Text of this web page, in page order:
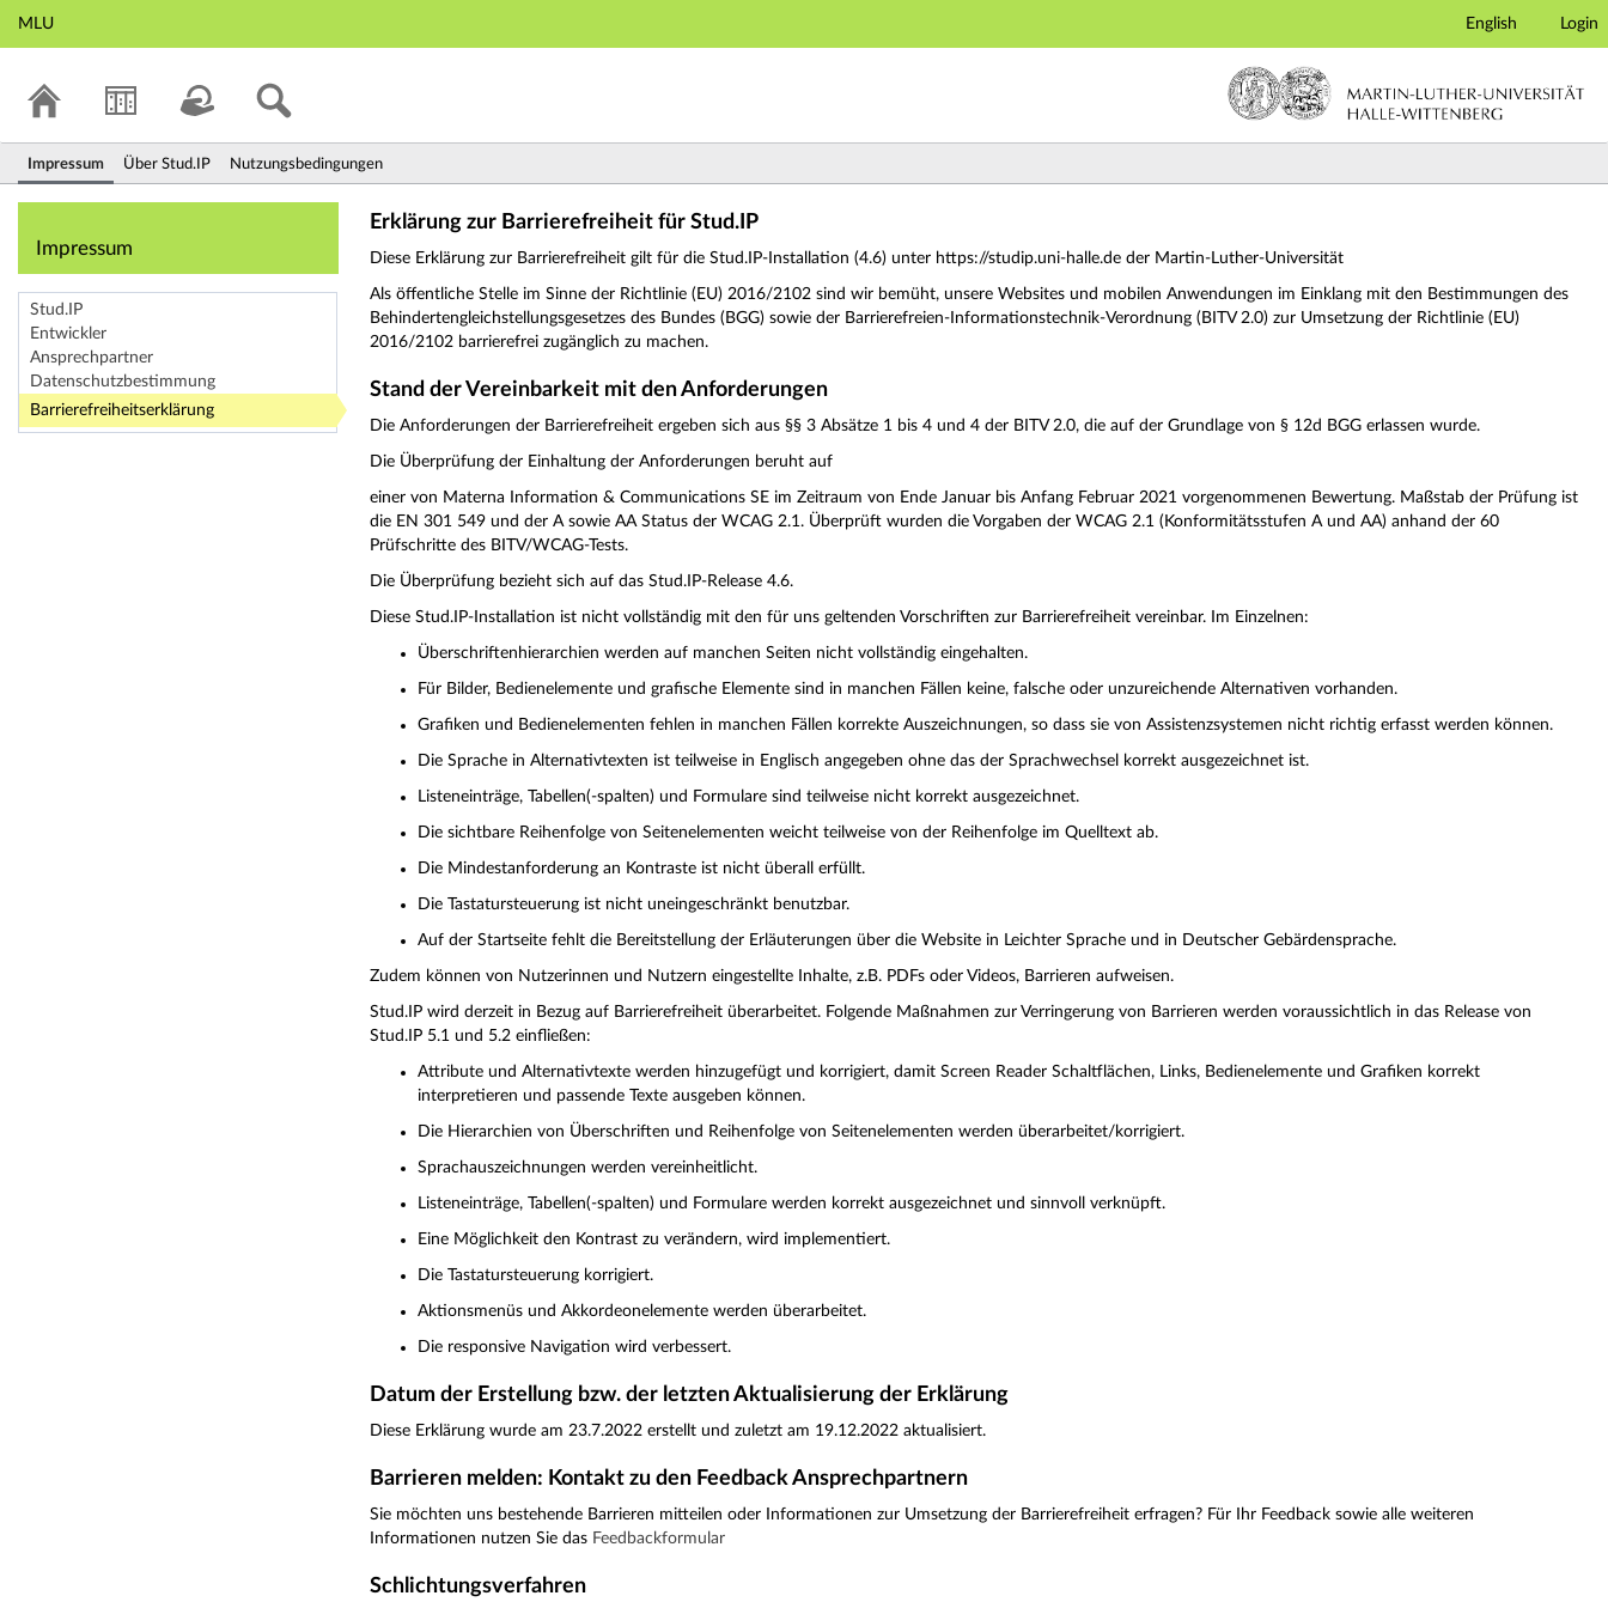
Hauptnavigation
Fußzeile
MLU English Login
Impressum Über Stud.IP Nutzungsbedingungen
Impressum
Stud.IP
Entwickler
Ansprechpartner
Datenschutzbestimmung
Barrierefreiheitserklärung
Impressum
Erklärung zur Barrierefreiheit für Stud.IP
Diese Erklärung zur Barrierefreiheit gilt für die Stud.IP-Installation (4.6) unter https://studip.uni-halle.de der Martin-Luther-Universität
Als öffentliche Stelle im Sinne der Richtlinie (EU) 2016/2102 sind wir bemüht, unsere Websites und mobilen Anwendungen im Einklang mit den Bestimmungen des
Behindertengleichstellungsgesetzes des Bundes (BGG) sowie der Barrierefreien-Informationstechnik-Verordnung (BITV 2.0) zur Umsetzung der Richtlinie (EU)
2016/2102 barrierefrei zugänglich zu machen.
Stand der Vereinbarkeit mit den Anforderungen
Die Anforderungen der Barrierefreiheit ergeben sich aus §§ 3 Absätze 1 bis 4 und 4 der BITV 2.0, die auf der Grundlage von § 12d BGG erlassen wurde.
Die Überprüfung der Einhaltung der Anforderungen beruht auf
einer von Materna Information & Communications SE im Zeitraum von Ende Januar bis Anfang Februar 2021 vorgenommenen Bewertung. Maßstab der Prüfung ist
die EN 301 549 und der A sowie AA Status der WCAG 2.1. Überprüft wurden die Vorgaben der WCAG 2.1 (Konformitätsstufen A und AA) anhand der 60
Prüfschritte des BITV/WCAG-Tests.
Die Überprüfung bezieht sich auf das Stud.IP-Release 4.6.
Diese Stud.IP-Installation ist nicht vollständig mit den für uns geltenden Vorschriften zur Barrierefreiheit vereinbar. Im Einzelnen:
Überschriftenhierarchien werden auf manchen Seiten nicht vollständig eingehalten.
Für Bilder, Bedienelemente und grafische Elemente sind in manchen Fällen keine, falsche oder unzureichende Alternativen vorhanden.
Grafiken und Bedienelementen fehlen in manchen Fällen korrekte Auszeichnungen, so dass sie von Assistenzsystemen nicht richtig erfasst werden können.
Die Sprache in Alternativtexten ist teilweise in Englisch angegeben ohne das der Sprachwechsel korrekt ausgezeichnet ist.
Listeneinträge, Tabellen(-spalten) und Formulare sind teilweise nicht korrekt ausgezeichnet.
Die sichtbare Reihenfolge von Seitenelementen weicht teilweise von der Reihenfolge im Quelltext ab.
Die Mindestanforderung an Kontraste ist nicht überall erfüllt.
Die Tastatursteuerung ist nicht uneingeschränkt benutzbar.
Auf der Startseite fehlt die Bereitstellung der Erläuterungen über die Website in Leichter Sprache und in Deutscher Gebärdensprache.
Zudem können von Nutzerinnen und Nutzern eingestellte Inhalte, z.B. PDFs oder Videos, Barrieren aufweisen.
Stud.IP wird derzeit in Bezug auf Barrierefreiheit überarbeitet. Folgende Maßnahmen zur Verringerung von Barrieren werden voraussichtlich in das Release von
Stud.IP 5.1 und 5.2 einfließen:
Attribute und Alternativtexte werden hinzugefügt und korrigiert, damit Screen Reader Schaltflächen, Links, Bedienelemente und Grafiken korrekt
interpretieren und passende Texte ausgeben können.
Die Hierarchien von Überschriften und Reihenfolge von Seitenelementen werden überarbeitet/korrigiert.
Sprachauszeichnungen werden vereinheitlicht.
Listeneinträge, Tabellen(-spalten) und Formulare werden korrekt ausgezeichnet und sinnvoll verknüpft.
Eine Möglichkeit den Kontrast zu verändern, wird implementiert.
Die Tastatursteuerung korrigiert.
Aktionsmenüs und Akkordeonelemente werden überarbeitet.
Die responsive Navigation wird verbessert.
Datum der Erstellung bzw. der letzten Aktualisierung der Erklärung
Diese Erklärung wurde am 23.7.2022 erstellt und zuletzt am 19.12.2022 aktualisiert.
Barrieren melden: Kontakt zu den Feedback Ansprechpartnern
Sie möchten uns bestehende Barrieren mitteilen oder Informationen zur Umsetzung der Barrierefreiheit erfragen? Für Ihr Feedback sowie alle weiteren
Informationen nutzen Sie das Feedbackformular
Schlichtungsverfahren